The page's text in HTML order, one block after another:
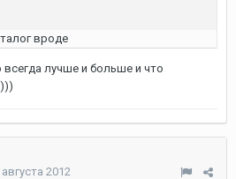
вроде
лучше и больше и что
2012